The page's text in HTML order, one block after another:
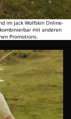
im Jack Wolfskin Online-
mit anderen
Promotions.